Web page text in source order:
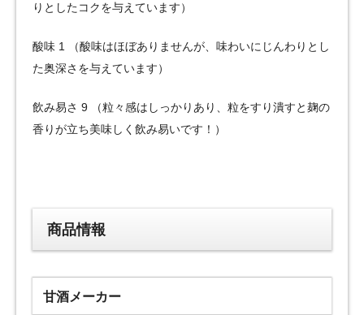
りとしたコクを与えています）
酸味 1 （酸味はほぼありませんが、味わいにじんわりとし
た奥深さを与えています）
飲み易さ 9 （粒々感はしっかりあり、粒をすり潰すと麹の
香りが立ち美味しく飲み易いです！）
商品情報
甘酒メーカー